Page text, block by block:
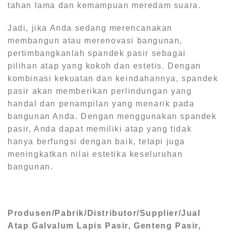
tahan lama dan kemampuan meredam suara.
Jadi, jika Anda sedang merencanakan
membangun atau merenovasi bangunan,
pertimbangkanlah spandek pasir sebagai
pilihan atap yang kokoh dan estetis. Dengan
kombinasi kekuatan dan keindahannya, spandek
pasir akan memberikan perlindungan yang
handal dan penampilan yang menarik pada
bangunan Anda. Dengan menggunakan spandek
pasir, Anda dapat memiliki atap yang tidak
hanya berfungsi dengan baik, tetapi juga
meningkatkan nilai estetika keseluruhan
bangunan.
Produsen/Pabrik/Distributor/Supplier/Jual
Atap Galvalum Lapis Pasir, Genteng Pasir,